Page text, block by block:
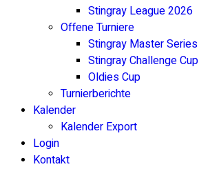
Stingray League 2026
Offene Turniere
Stingray Master Series
Stingray Challenge Cup
Oldies Cup
Turnierberichte
Kalender
Kalender Export
Login
Kontakt